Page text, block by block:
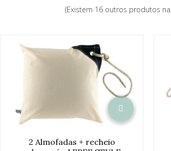
(Existem 16 outros produtos
2 Almofadas + recheio